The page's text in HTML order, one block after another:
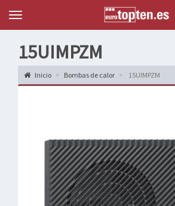
Topten
Menu
15UIMPZM
Inicio Bombas de calor 15UIMPZM